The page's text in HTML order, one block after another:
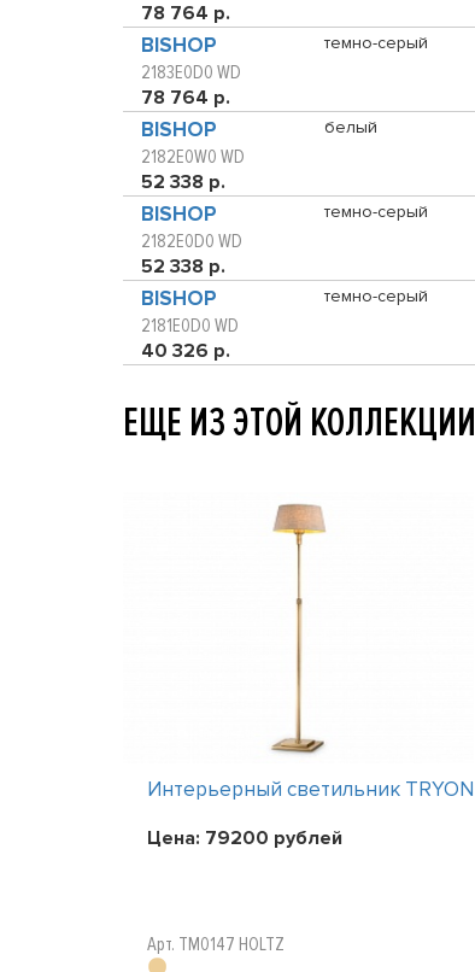
78 764 р.
BISHOP
2183E0D0 WD
78 764 р.
темно-серый
BISHOP
2182E0W0 WD
52 338 р.
белый
BISHOP
2182E0D0 WD
52 338 р.
темно-серый
BISHOP
2181E0D0 WD
40 326 р.
темно-серый
ЕЩЕ ИЗ ЭТОЙ КОЛЛЕКЦИИ
Интерьерный светильник TRYON
Цена: 79200 рублей
Арт. TM0147 HOLTZ